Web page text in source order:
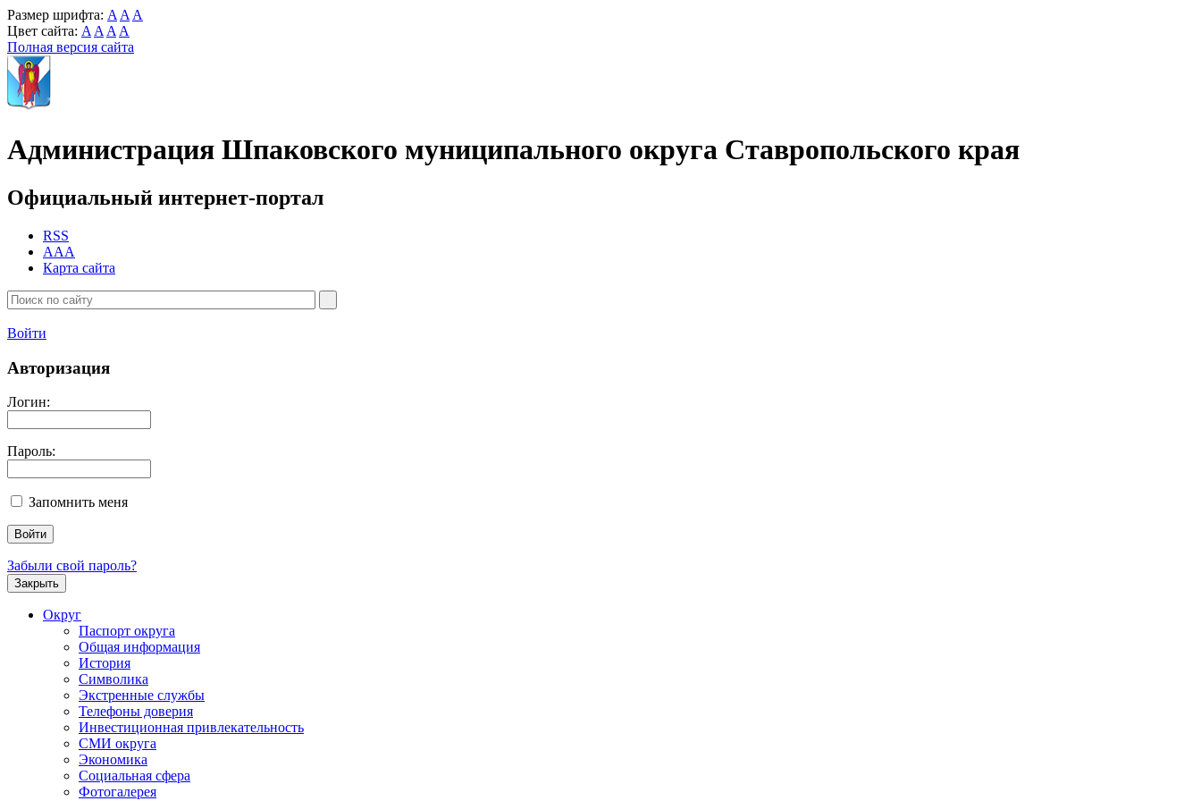
Размер шрифта: A A A
Цвет сайта: A A A A
Полная версия сайта
Администрация Шпаковского муниципального округа Ставропольского края
Официальный интернет-портал
RSS
AAA
Карта сайта
Войти
Авторизация
Логин:
Пароль:
Запомнить меня
Забыли свой пароль?
Закрыть
Округ
Паспорт округа
Общая информация
История
Символика
Экстренные службы
Телефоны доверия
Инвестиционная привлекательность
СМИ округа
Экономика
Социальная сфера
Фотогалерея